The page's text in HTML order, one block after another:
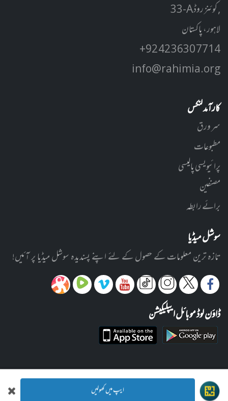
33-A کوئنز روڈ ,
لاہور، پاکستان
+92 42 3630 7714
info@rahimia.org
کارآمد لنکس
سر ورق
مطبوعات
پرائیویسی پالیسی
مصنفین
برائے رابطہ
سوشل میڈیا
تازہ ترین معلومات کے حصول کے لئے اپنے پسندیدہ سوشل میڈیا پر آئیں!
ڈاؤن لوڈ موبائل ایپلیکیشن
ایپ میں کھولیں